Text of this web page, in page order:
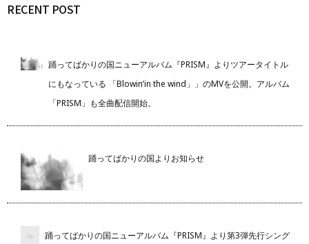
RECENT POST
踊ってばかりの国ニューアルバム『PRISM』よりツアータイトル
にもなっている 「Blowin’in the wind」」のMVを公開。アルバム
「PRISM」も全曲配信開始。
踊ってばかりの国よりお知らせ
踊ってばかりの国ニューアルバム『PRISM』より第3弾先行シング